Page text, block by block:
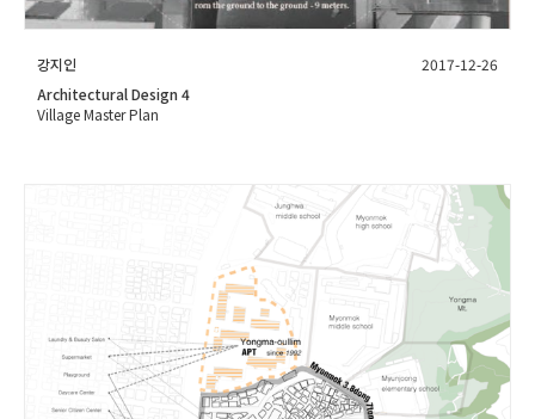
강지인
2017-12-26
Architectural Design 4
Village Master Plan